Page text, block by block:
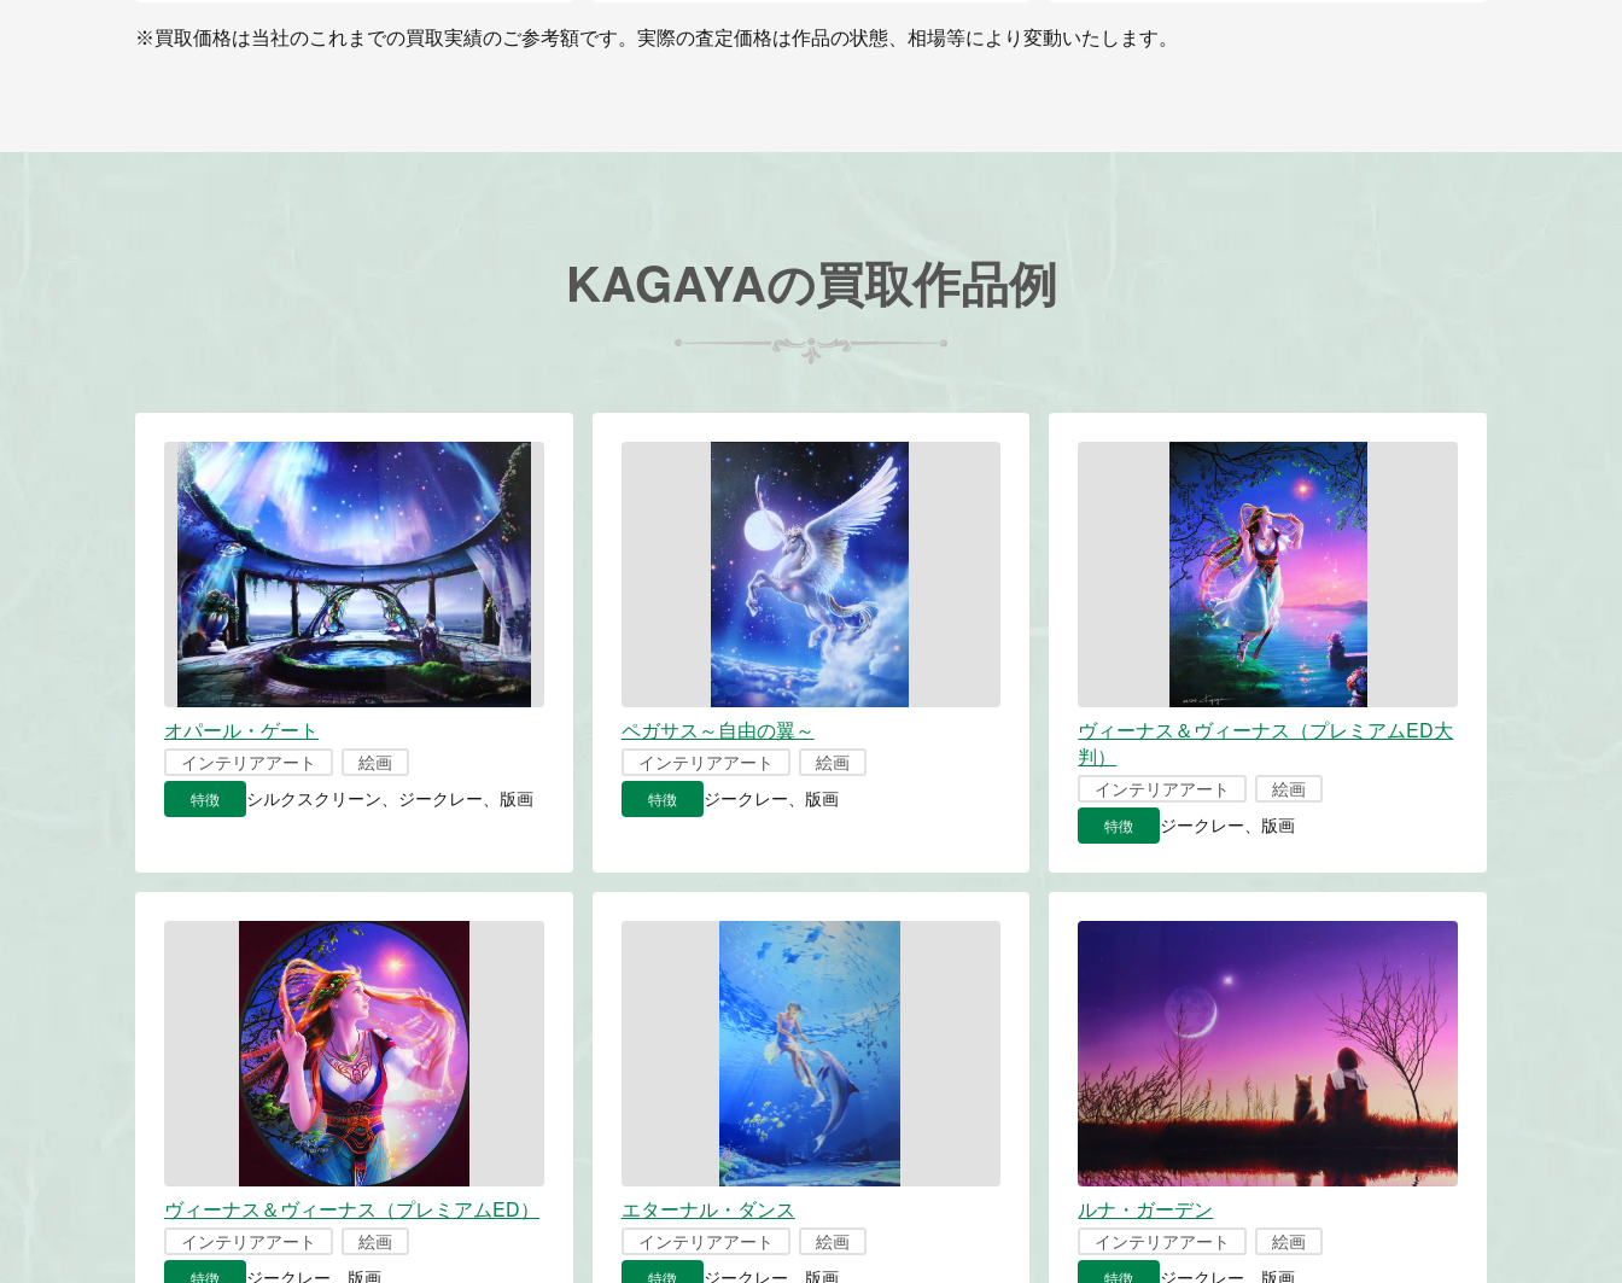
※買取価格は当社のこれまでの買取実績のご参考額です。実際の査定価格は作品の状態、相場等により変動いたします。
KAGAYAの買取作品例
オパール・ゲート
インテリアアート 絵画
特徴 シルクスクリーン、ジークレー、版画
ペガサス～自由の翼～
インテリアアート 絵画
特徴 ジークレー、版画
ヴィーナス＆ヴィーナス（プレミアムED大
判）
インテリアアート 絵画
特徴 ジークレー、版画
ヴィーナス＆ヴィーナス（プレミアムED）
インテリアアート 絵画
特徴 ジークレー、版画
エターナル・ダンス
インテリアアート 絵画
特徴 ジークレー、版画
ルナ・ガーデン
インテリアアート 絵画
特徴 ジークレー、版画